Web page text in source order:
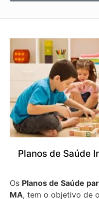
Planos de Saúde
Os Planos de Saúde
MA, tem o objetivo de